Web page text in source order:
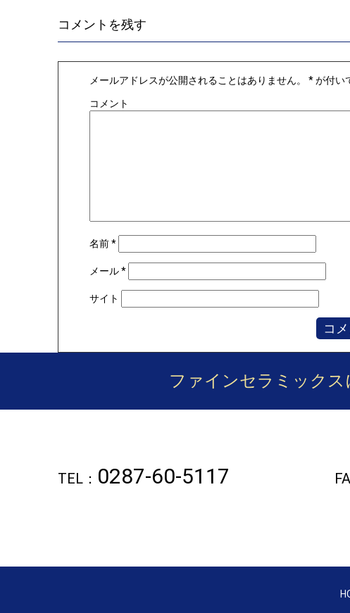
コメントを残す
メールアドレスが公開されることはありません。 *が付い
コメント
名前*
メール*
サイト
ファインセラミック
TEL： 0287-60-5117